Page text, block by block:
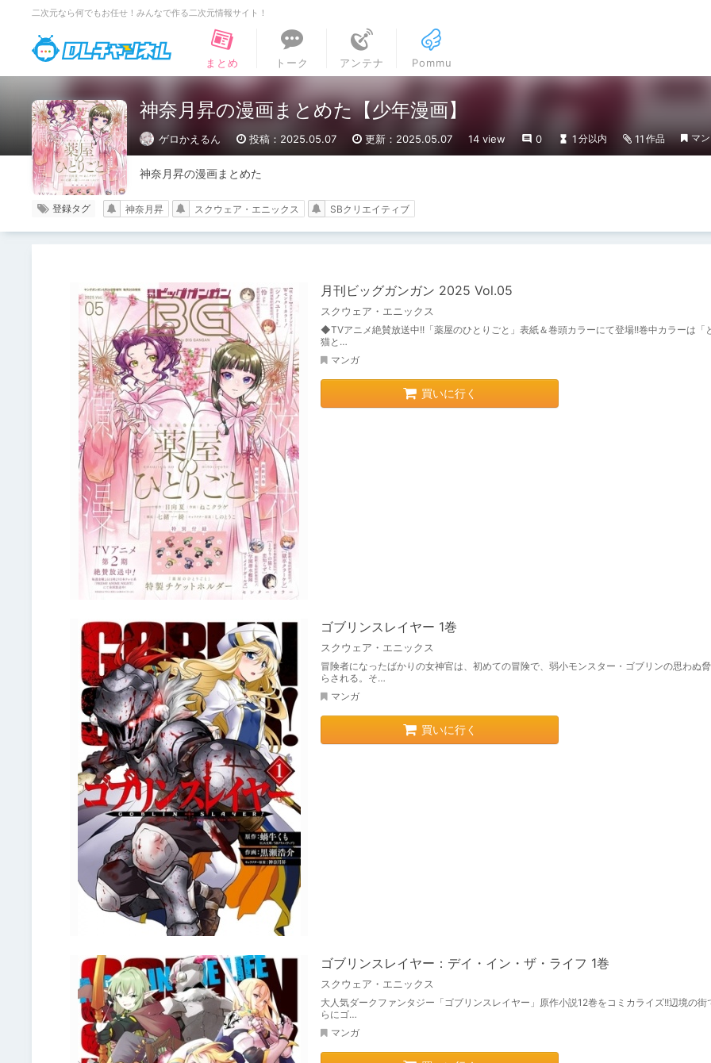
二次元なら何でもお任せ！みんなで作る二次元情報サイト！
DLチャンネル
まとめ
トーク アンテナ Pommu
神奈月昇の漫画まとめた【少年漫画】
ゲロかえるん 投稿：2025.05.07 更新：2025.05.07 14 view 0 1 分以内 11 作品 マ
神奈月昇の漫画まとめた
登録タグ 神奈月昇 スクウェア・エニックス SBクリエイティブ
月刊ビッグガンガン 2025 Vol.05
スクウェア・エニックス
◆TVアニメ絶賛放送中!!「薬屋のひとりごと」表紙＆巻頭カラーにて登場!!巻中カラーは「
猫と…
マンガ
買いに行く
ゴブリンスレイヤー 1巻
スクウェア・エニックス
冒険者になったばかりの女神官は、初めての冒険で、弱小モンスター・ゴブリンの思わぬ
らされる。そ…
マンガ
買いに行く
ゴブリンスレイヤー：デイ・イン・ザ・ライフ 1巻
スクウェア・エニックス
大人気ダークファンタジー「ゴブリンスレイヤー」原作小説12巻をコミカライズ!!辺境の街
らにゴ…
マンガ